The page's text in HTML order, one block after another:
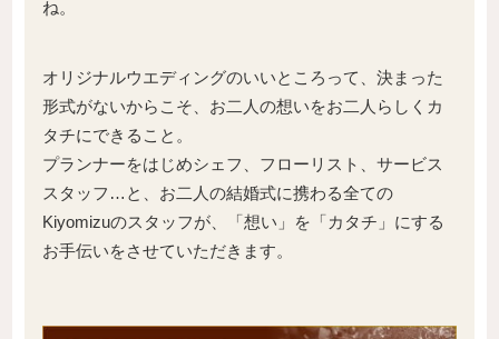
ね。
オリジナルウエディングのいいところって、決まった
形式がないからこそ、お二人の想いをお二人らしくカ
タチにできること。
プランナーをはじめシェフ、フローリスト、サービス
スタッフ…と、お二人の結婚式に携わる全ての
Kiyomizuのスタッフが、「想い」を「カタチ」にする
お手伝いをさせていただきます。